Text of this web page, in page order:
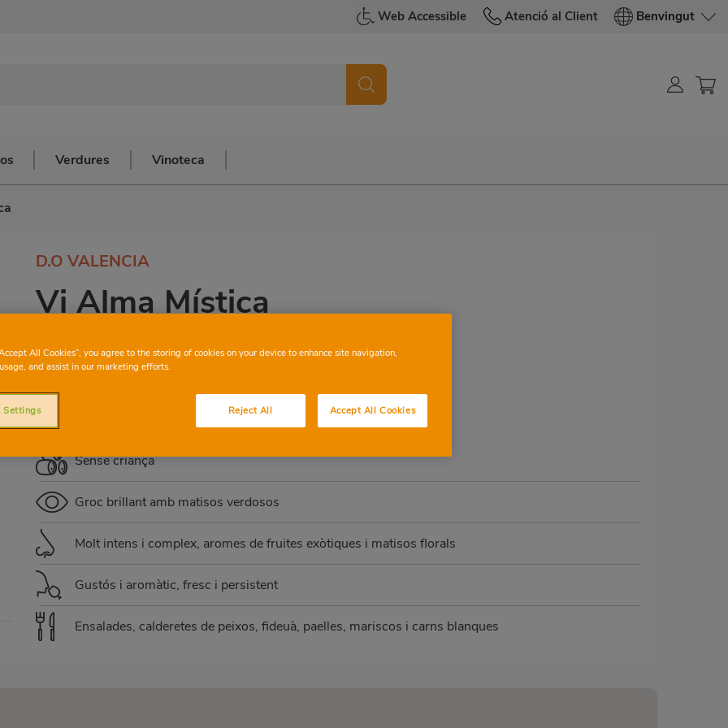
Web Accessible Atenció al Client Benvingut
Verdures Vinoteca
D.O VALENCIA
Vi Alma Mística
MOSCATELL MACABEU
Sense criança
Groc brillant amb matisos verdosos
Molt intens i complex, aromes de fruites exòtiques i matisos florals
Gustós i aromàtic, fresc i persistent
Ensalades, calderetes de peixos, fideuà, paelles, mariscos i carns blanques
All Cookies”, you agree to the storing of cookies on your device to enhance site navigation,
and assist in our marketing efforts.
Reject All Accept All Cookies
Settings